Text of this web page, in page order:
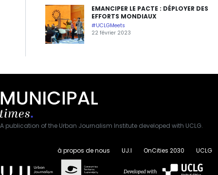
EMANCIPER LE PACTE : DÉPLOYER DES
EFFORTS MONDIAUX
#UCLGMeets
22 février 2023
A publication of the Urban Journalism Institute developed with UCLG.
à propos de nous UJ.I OnCities 2030 UCLG